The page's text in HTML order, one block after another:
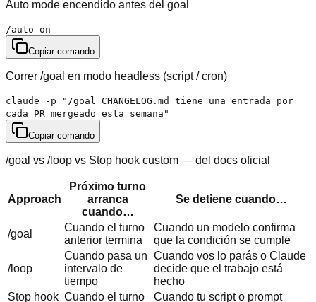
Auto mode encendido antes del goal
/auto on
Copiar comando
Correr /goal en modo headless (script / cron)
claude -p "/goal CHANGELOG.md tiene una entrada por
cada PR mergeado esta semana"
Copiar comando
/goal vs /loop vs Stop hook custom — del docs oficial
Approach
Próximo turno
arranca
cuando…
Se detiene cuando…
/goal
Cuando el turno
anterior termina
Cuando un modelo confirma
que la condición se cumple
/loop
Cuando pasa un
intervalo de
tiempo
Cuando vos lo parás o Claude
decide que el trabajo está
hecho
Stop hook Cuando el turno Cuando tu script o prompt